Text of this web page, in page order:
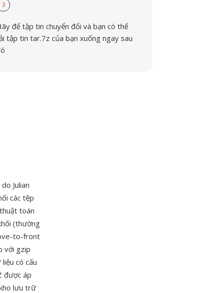
3
để tập tin chuyển đổi và bạn có thể
tập tin tar.7z của bạn xuống ngay sau
Julian
các tệp
toán
(thường
to-front
với gzip
có cấu
được áp
lưu trữ